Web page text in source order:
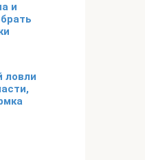
и
ловли